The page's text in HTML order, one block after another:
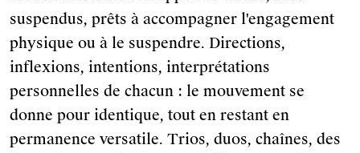
suspendus, prêts à accompagner l'engagement
physique ou à le suspendre. Directions,
inflexions, intentions, interprétations
personnelles de chacun : le mouvement se
donne pour identique, tout en restant en
permanence versatile. Trios, duos, chaînes, des